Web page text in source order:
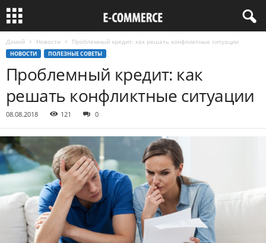
Домой Новости Проблемный кредит: как решать конфликтные ситуации
НОВОСТИ ПОЛЕЗНЫЕ СОВЕТЫ
Проблемный кредит: как
решать конфликтные ситуации
08.08.2018 121 0